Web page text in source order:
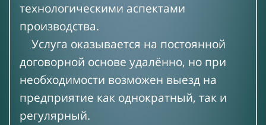
технологическими аспектами
производства.
Услуга оказывается на постоянной
договорной основе удалённо, но при
необходимости возможен выезд на
предприятие как однократный, так и
регулярный.